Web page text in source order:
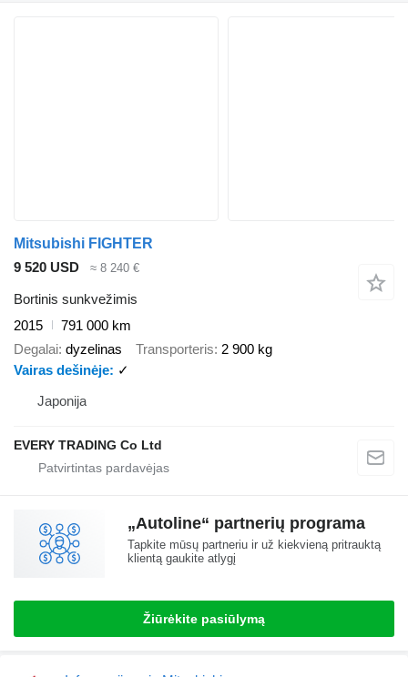
Mitsubishi FIGHTER
9 520 USD
≈ 8 240 €
Bortinis sunkvežimis
2015
791 000 km
Degalai dyzelinas Transporteris 2 900 kg
Vairas dešinėje
✓
Japonija
EVERY TRADING Co Ltd
„Autoline“ partnerių programa
Tapkite mūsų partneriu ir už kiekvieną pritrauktą
klientą gaukite atlygį
Žiūrėkite pasiūlymą